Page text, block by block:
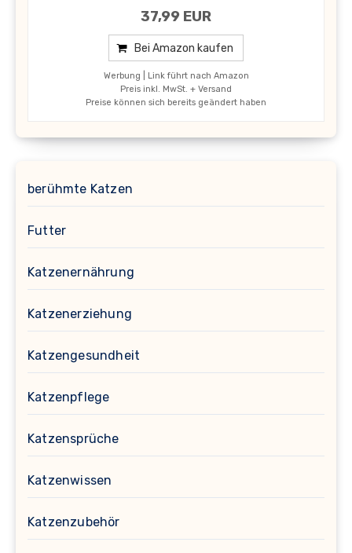
37,99 EUR
Bei Amazon kaufen
Werbung | Link führt nach Amazon
Preis inkl. MwSt. + Versand
Preise können sich bereits geändert haben
berühmte Katzen
Futter
Katzenernährung
Katzenerziehung
Katzengesundheit
Katzenpflege
Katzensprüche
Katzenwissen
Katzenzubehör